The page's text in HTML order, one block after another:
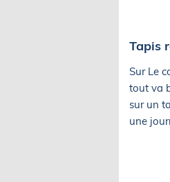
Tapis
Sur Le
tout va
sur un
une